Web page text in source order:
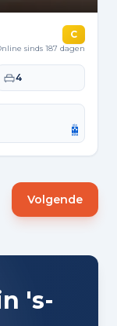
C
sinds 187 dagen
Slaapkamers
4
Volgende
's-